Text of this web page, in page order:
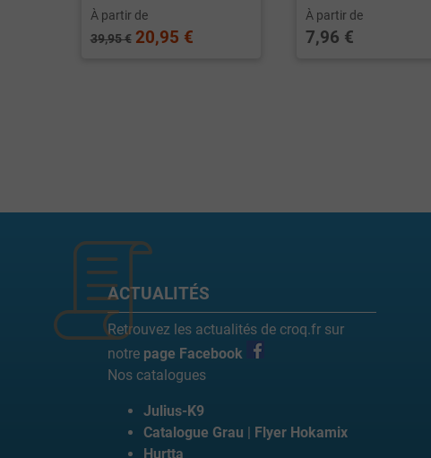
À partir de
39,95 € 20,95 €
À partir de
7,96 €
ACTUALITÉS
Retrouvez les actualités de croq.fr sur
notre page Facebook
Nos catalogues
Julius-K9
Catalogue Grau | Flyer Hokamix
Hurtta